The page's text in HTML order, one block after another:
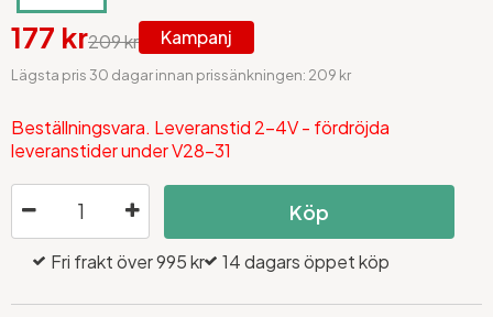
177 kr209 kr Kampanj
Lägsta pris 30 dagar innan prissänkningen: 209 kr
Beställningsvara. Leveranstid 2-4V - fördröjda
leveranstider under V28-31
Köp
Fri frakt över 995 kr 14 dagars öppet köp